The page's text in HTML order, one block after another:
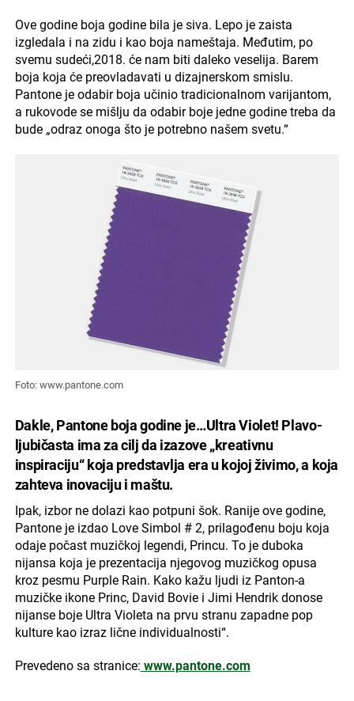
Ove godine boja godine bila je siva. Lepo je zaista
izgledala i na zidu i kao boja nameštaja. Međutim, po
svemu sudeći,2018. će nam biti daleko veselija. Barem
boja koja će preovladavati u dizajnerskom smislu.
Pantone je odabir boja učinio tradicionalnom varijantom,
a rukovode se mišlju da odabir boje jedne godine treba da
bude „odraz onoga što je potrebno našem svetu.“
Foto: www.pantone.com
Dakle, Pantone boja godine je…Ultra Violet! Plavo-
ljubičasta ima za cilj da izazove „kreativnu
inspiraciju“ koja predstavlja era u kojoj živimo, a koja
zahteva inovaciju i maštu.
Ipak, izbor ne dolazi kao potpuni šok. Ranije ove godine,
Pantone je izdao Love Simbol # 2, prilagođenu boju koja
odaje počast muzičkoj legendi, Princu. To je duboka
nijansa koja je prezentacija njegovog muzičkog opusa
kroz pesmu Purple Rain. Kako kažu ljudi iz Panton-a
muzičke ikone Princ, David Bovie i Jimi Hendrik donose
nijanse boje Ultra Violeta na prvu stranu zapadne pop
kulture kao izraz lične individualnosti“.
Prevedeno sa stranice: www.pantone.com